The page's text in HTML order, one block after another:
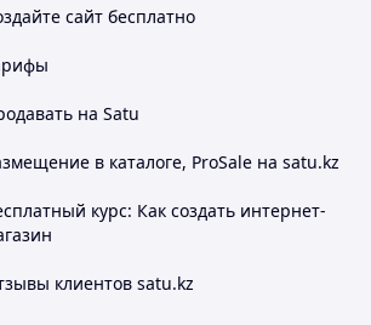
сайт бесплатно
на Satu
в каталоге, ProSale на satu.kz
курс: Как создать интернет-
клиентов satu.kz